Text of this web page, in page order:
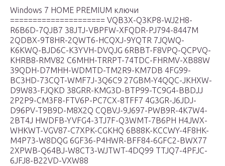
Windows 7 HOME PREMIUM ключи
===================== VQB3X-Q3KP8-WJ2H8-
R6B6D-7QJB7 38JTJ-VBPFW-XFQDR-PJ794-8447M
2QDBX-9T8HR-2QWT6-HCQXJ-9YQTR 7JQWQ-
K6KWQ-BJD6C-K3YVH-DVQJG 6RBBT-F8VPQ-QCPVQ-
KHRB8-RMV82 C6MHH-TRRPT-74TDC-FHRMV-XB88W
39QDH-D7MHH-WDMTD-TM2R9-KM7DB 4FG99-
BC3HD-73CQT-WMF7J-3Q6C9 27GBM-Y4QQC-JKHXW-
D9W83-FJQKD 38GRR-KMG3D-BTP99-TC9G4-BBDJJ
2P2P9-CM3F8-FTV6P-PC7CX-8TFF7 4G3GR-J6JDJ-
D96PV-T9B9D-M8X2Q CQBVJ-9J697-PWB9R-4K7W4-
2BT4J HWDFB-YVFG4-3TJ7F-Q3WMT-7B6PH H4JWX-
WHKWT-VGV87-C7XPK-CGKHQ 6B88K-KCCWY-4F8HK-
M4P73-W8DQG 6GF36-P4HWR-BFF84-6GFC2-BWX77
2XPWB-Q64BJ-W8CT3-WJTWT-4DQ99 TTJQ7-4PFJC-
6JFJ8-B22VD-VXW88